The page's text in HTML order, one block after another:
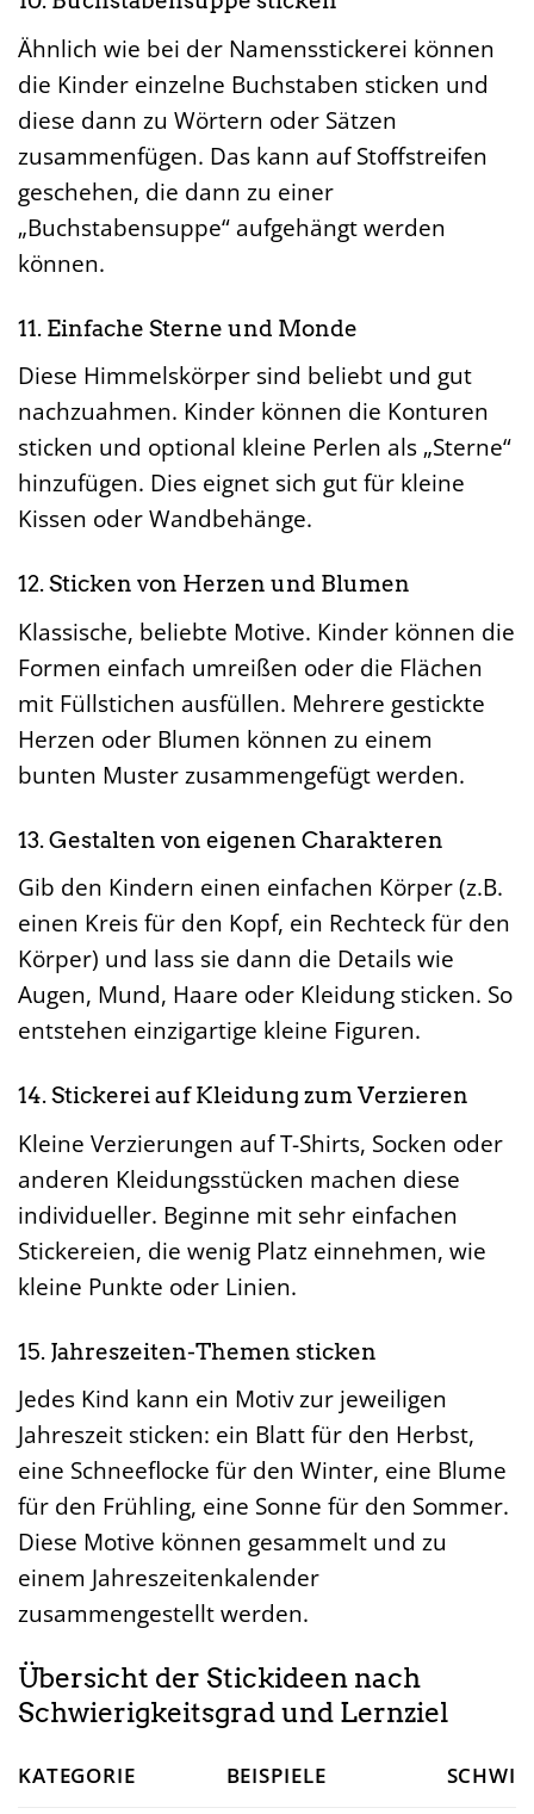
Ähnlich wie bei der Namensstickerei können
die Kinder einzelne Buchstaben sticken und
diese dann zu Wörtern oder Sätzen
zusammenfügen. Das kann auf Stoffstreifen
geschehen, die dann zu einer
„Buchstabensuppe“ aufgehängt werden
können.
11. Einfache Sterne und Monde
Diese Himmelskörper sind beliebt und gut
nachzuahmen. Kinder können die Konturen
sticken und optional kleine Perlen als „Sterne“
hinzufügen. Dies eignet sich gut für kleine
Kissen oder Wandbehänge.
12. Sticken von Herzen und Blumen
Klassische, beliebte Motive. Kinder können die
Formen einfach umreißen oder die Flächen
mit Füllstichen ausfüllen. Mehrere gestickte
Herzen oder Blumen können zu einem
bunten Muster zusammengefügt werden.
13. Gestalten von eigenen Charakteren
Gib den Kindern einen einfachen Körper (z.B.
einen Kreis für den Kopf, ein Rechteck für den
Körper) und lass sie dann die Details wie
Augen, Mund, Haare oder Kleidung sticken. So
entstehen einzigartige kleine Figuren.
14. Stickerei auf Kleidung zum Verzieren
Kleine Verzierungen auf T-Shirts, Socken oder
anderen Kleidungsstücken machen diese
individueller. Beginne mit sehr einfachen
Stickereien, die wenig Platz einnehmen, wie
kleine Punkte oder Linien.
15. Jahreszeiten-Themen sticken
Jedes Kind kann ein Motiv zur jeweiligen
Jahreszeit sticken: ein Blatt für den Herbst,
eine Schneeflocke für den Winter, eine Blume
für den Frühling, eine Sonne für den Sommer.
Diese Motive können gesammelt und zu
einem Jahreszeitenkalender
zusammengestellt werden.
Übersicht der Stickideen nach
Schwierigkeitsgrad und Lernziel
KATEGORIE BEISPIELE